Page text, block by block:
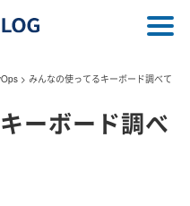
> みんなの使ってるキーボード調べて
ーボード調べ